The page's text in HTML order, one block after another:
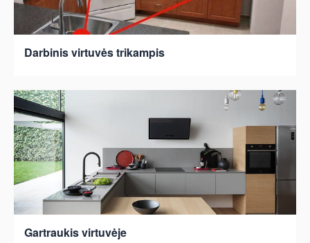
Darbinis virtuvės trikampis
Gartraukis virtuvėje